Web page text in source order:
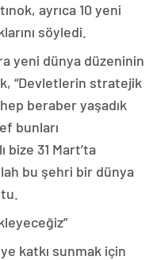
ayrıca 10 yeni
söyledi.
yeni dünya düzeninin
“Devletlerin stratejik
beraber yaşadık
bunları
31 Mart’ta
bu şehri bir dünya
katkı sunmak için